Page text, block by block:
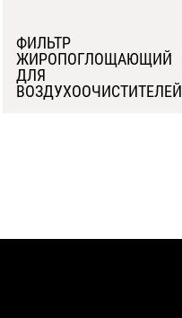
ФИЛЬТР
ЖИРОПОГЛОЩАЮЩИЙ
ДЛЯ
ВОЗДУХООЧИСТИТЕЛЕЙ